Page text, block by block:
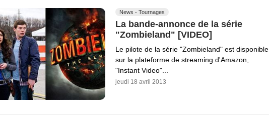
News - Tournages
La bande-annonce de la série
"Zombieland" [VIDEO]
Le pilote de la série "Zombieland" est disponible
sur la plateforme de streaming d'Amazon,
"Instant Video"...
jeudi 18 avril 2013